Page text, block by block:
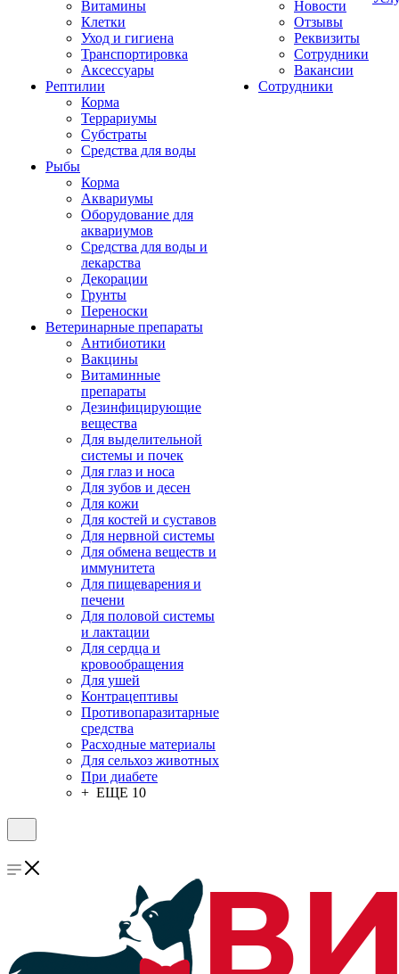
Витамины
Клетки
Уход и гигиена
Транспортировка
Аксессуары
Рептилии
Корма
Террариумы
Субстраты
Средства для воды
Рыбы
Корма
Аквариумы
Оборудование для
аквариумов
Средства для воды и
лекарства
Декорации
Грунты
Переноски
Ветеринарные препараты
Антибиотики
Вакцины
Витаминные
препараты
Дезинфицирующие
вещества
Для выделительной
системы и почек
Для глаз и носа
Для зубов и десен
Для кожи
Для костей и суставов
Для нервной системы
Для обмена веществ и
иммунитета
Для пищеварения и
печени
Для половой системы
и лактации
Для сердца и
кровообращения
Для ушей
Контрацептивы
Противопаразитарные
средства
Расходные материалы
Для сельхоз животных
При диабете
+ ЕЩЕ 10
Новости
Отзывы
Реквизиты
Сотрудники
Вакансии
Сотрудники